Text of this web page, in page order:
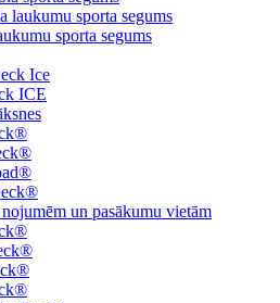
laukumu sporta segums
sporta segums
Ice
ICE
un pasākumu vietām